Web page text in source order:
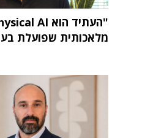
מלאכותית שפועלת